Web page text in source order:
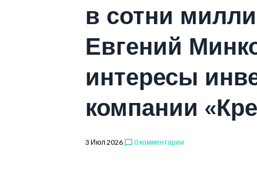
в сотни
Евгений
интересы
компании
3 Июл 2026 chat_bubble_outline 0 комментарии